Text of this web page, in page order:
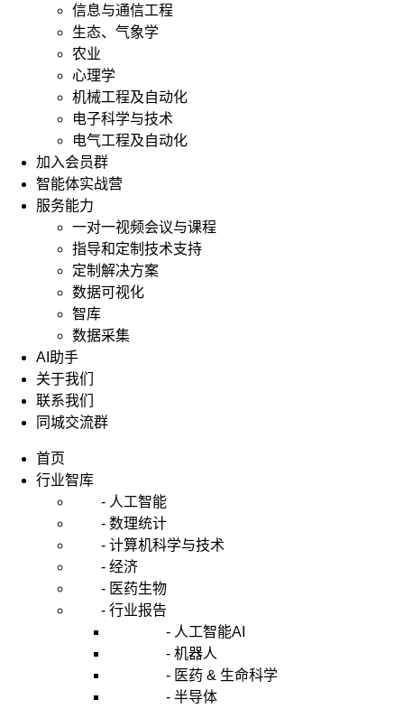
信息与通信工程
生态、气象学
农业
心理学
机械工程及自动化
电子科学与技术
电气工程及自动化
加入会员群
智能体实战营
服务能力
一对一视频会议与课程
指导和定制技术支持
定制解决方案
数据可视化
智库
数据采集
AI助手
关于我们
联系我们
同城交流群
首页
行业智库
- 人工智能
- 数理统计
- 计算机科学与技术
- 经济
- 医药生物
- 行业报告
- 人工智能AI
- 机器人
- 医药 & 生命科学
- 半导体